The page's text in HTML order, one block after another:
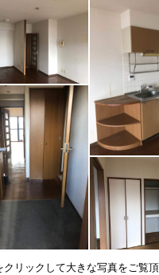
クリックして大きな写真をご覧頂